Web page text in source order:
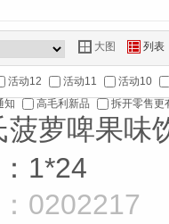
Y 大图 Z 列表
活动12 活动11
活动10
知 高毛利新品 拆开零售更
菠萝啤果味
1*24
0202217